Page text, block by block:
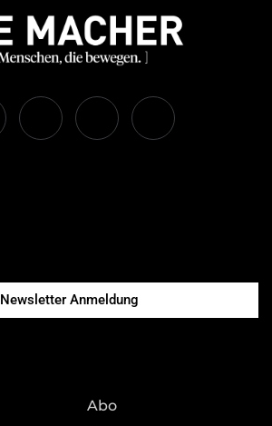
Newsletter Anmeldung
Abo